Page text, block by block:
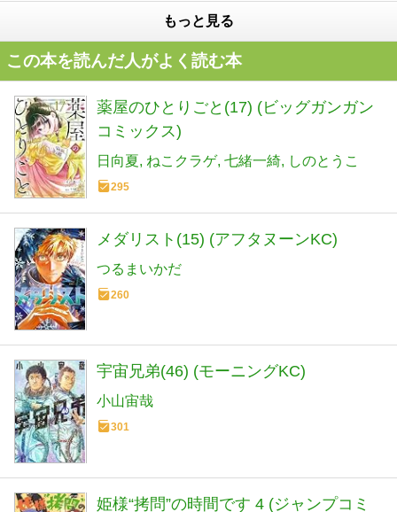
もっと見る
この本を読んだ人がよく読む本
薬屋のひとりごと(17) (ビッグガンガン
コミックス)
日向夏 ねこクラゲ 七緒一綺 しのとうこ
295
メダリスト(15) (アフタヌーンKC)
つるまいかだ
260
宇宙兄弟(46) (モーニングKC)
小山宙哉
301
姫様“拷問”の時間です 4 (ジャンプコミ